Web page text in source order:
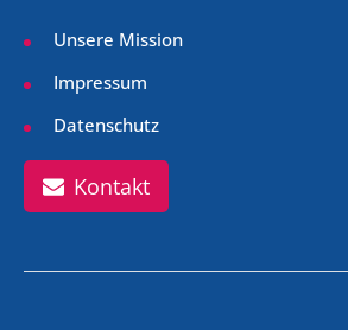
Unsere Mission
Impressum
Datenschutz
Kontakt